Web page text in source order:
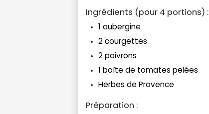
Ingrédients (pour 4 portions) :
1 aubergine
2 courgettes
2 poivrons
1 boîte de tomates pelées
Herbes de Provence
Préparation :